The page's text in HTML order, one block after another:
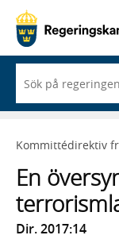
du
börjar
skriva
framträder
lista
med
sökförslag
Kommittédirektiv
En
Dir. 2017:14